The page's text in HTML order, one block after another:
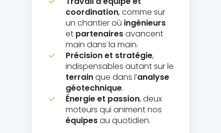
coordination, comme sur
un chantier où ingénieurs
et partenairesavancent
main dans la main.
Précision et stratégie,
indispensables autant sur le
terrainque dans l’analyse
géotechnique.
Énergie et passion, deux
moteurs qui animent nos
équipesau quotidien.